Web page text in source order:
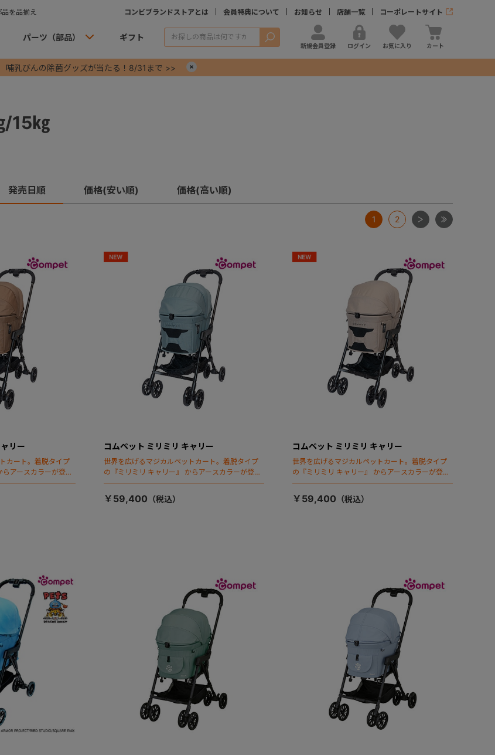
を品揃え コンビブランドストアとは 会員特典について お知らせ 店舗一覧 コーポレートサイト
パーツ（部品） ギフト 検索
新規会員登録 ログイン お気に入り カート
哺乳びんの除菌グッズが当たる！8/31まで >>
/15㎏
発売日順 価格(安い順) 価格(高い順)
1 2 次 最後
リー
カート。着脱タイプ
らアースカラーが登
コムペット ミリミリ キャリー
世界を広げるマジカルペットカート。着脱タイプ
の『ミリミリ キャリー』 からアースカラーが登
場！
￥59,400
コムペット ミリミリ キャリー
世界を広げるマジカルペットカート。着脱タイプ
の『ミリミリ キャリー』 からアースカラーが登
場！
￥59,400